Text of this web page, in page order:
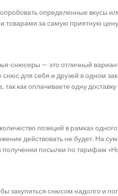
определенные вкусы
товарами за самую приятную
снюсеры — это отличный
снюс для себя и друзей в одном
как оплачиваете одну доставку
позиций в рамках
действовать не будет. На
получении посылки по тарифам
закупиться снюсом надолго и